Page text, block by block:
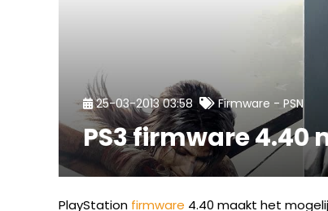
25-03-2013 03:58 Firmware - PSN
PS3 firmware 4.40
PlayStation firmware 4.40 maakt het